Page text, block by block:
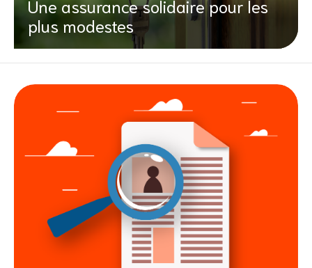
Une assurance solidaire pour les
plus modestes